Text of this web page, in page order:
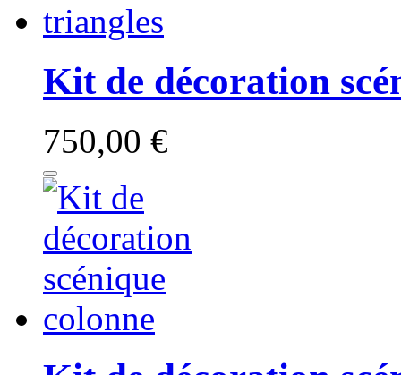
Kit de décoration
750,00 €